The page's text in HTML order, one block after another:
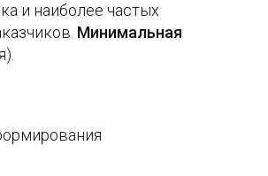
и наиболее частых
Минимальная